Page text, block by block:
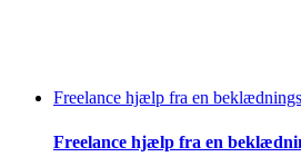
Freelance hjælp fra en
Freelance hjælp fra en